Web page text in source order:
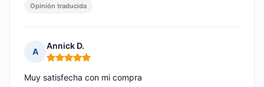
Opinión traducida
A
Annick D.
Nota: 5 de 5
Muy satisfecha con mi compra